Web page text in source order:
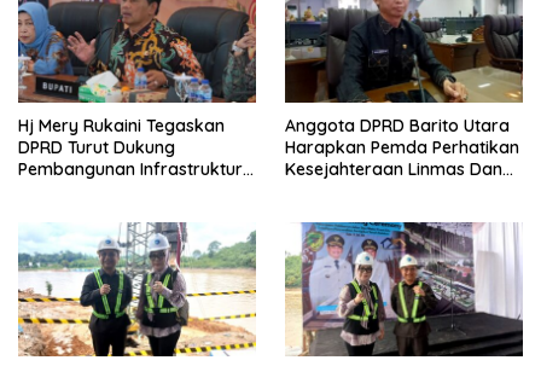
Hj Mery Rukaini Tegaskan
DPRD Turut Dukung
Pembangunan Infrastruktur
Anggota DPRD Barito Utara
Harapkan Pemda Perhatikan
Kesejahteraan Linmas Dan